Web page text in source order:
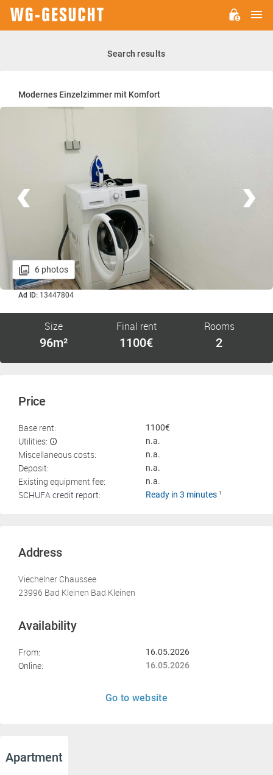
Search results
Modernes Einzelzimmer mit Komfort
6 photos
Ad ID: 13447804
Size
96m²
Final rent
1100€
Rooms
2
Price
Base rent: 1100€
Utilities: n.a.
Miscellaneous costs: n.a.
Deposit: n.a.
Existing equipment fee: n.a.
SCHUFA credit report: Ready in 3 minutes 1
Address
Viechelner Chaussee
23996 Bad Kleinen Bad Kleinen
Availability
From: 16.05.2026
Online: 16.05.2026
Go to website
Apartment